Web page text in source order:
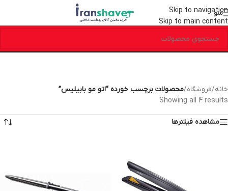
Skip to navigation
Skip to main content
منو
خانه/فروشگاه/محصولات برچسب خورده “اتو مو بابیلیس”
Showing all 4 results
مشاهده فیلترها